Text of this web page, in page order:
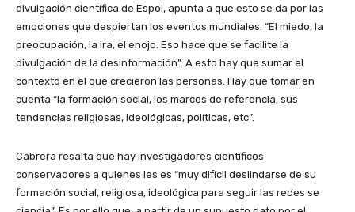
divulgación científica de Espol, apunta a que esto se da por las
emociones que despiertan los eventos mundiales. “El miedo, la
preocupación, la ira, el enojo. Eso hace que se facilite la
divulgación de la desinformación”. A esto hay que sumar el
contexto en el que crecieron las personas. Hay que tomar en
cuenta “la formación social, los marcos de referencia, sus
tendencias religiosas, ideológicas, políticas, etc”.
Cabrera resalta que hay investigadores científicos
conservadores a quienes les es “muy difícil deslindarse de su
formación social, religiosa, ideológica para seguir las redes se